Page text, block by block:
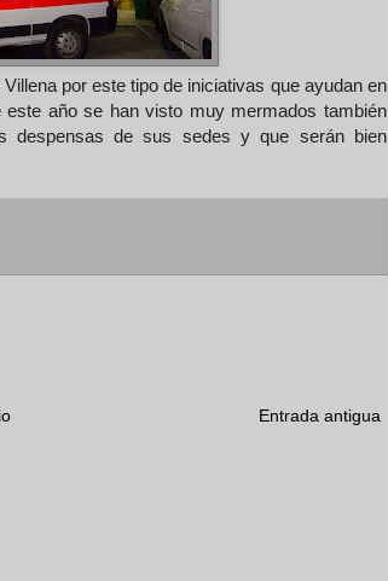
por este tipo de iniciativas que ayudan en
año se han visto muy mermados también
despensas de sus sedes y que serán bien
Entrada antigua